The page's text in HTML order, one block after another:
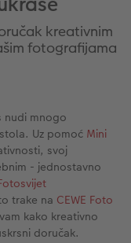
ispisom
vjenčanje
kreativnim
fotografijama
nudi mnogo
Uz pomoć Mini
svoj
- jednostavno
trake na CEWE Foto
kako kreativno
doručak.